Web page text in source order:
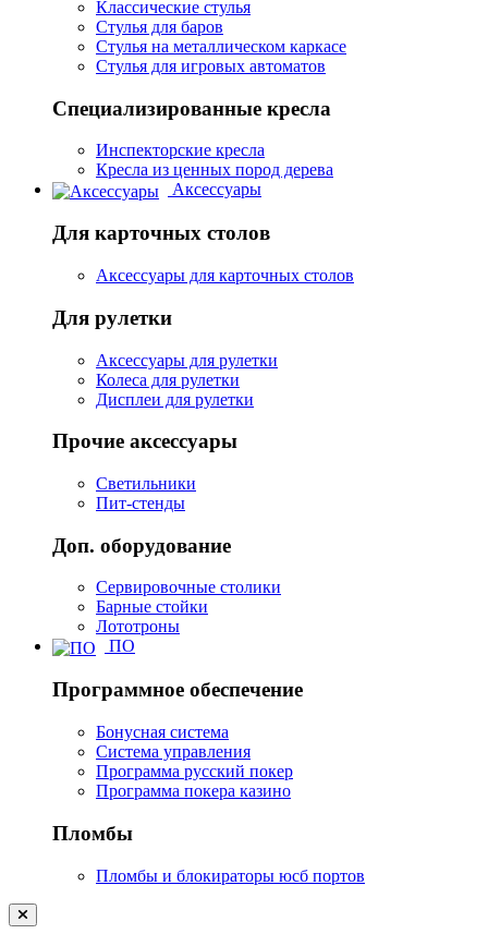
Классические стулья
Стулья для баров
Стулья на металлическом каркасе
Стулья для игровых автоматов
Специализированные кресла
Инспекторские кресла
Кресла из ценных пород дерева
Аксессуары
Для карточных столов
Аксессуары для карточных столов
Для рулетки
Аксессуары для рулетки
Колеса для рулетки
Дисплеи для рулетки
Прочие аксессуары
Светильники
Пит-стенды
Доп. оборудование
Сервировочные столики
Барные стойки
Лототроны
ПО
Программное обеспечение
Бонусная система
Система управления
Программа русский покер
Программа покера казино
Пломбы
Пломбы и блокираторы юсб портов